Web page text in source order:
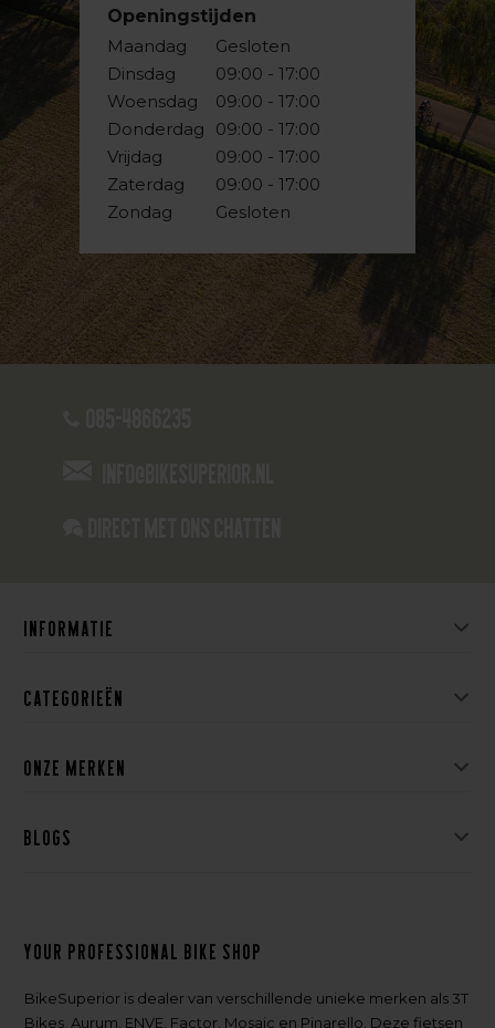
Openingstijden
Maandag
Dinsdag
Woensdag
Donderdag
Vrijdag
Zaterdag
Zondag
Gesloten
09:00 - 17:00
09:00 - 17:00
09:00 - 17:00
09:00 - 17:00
09:00 - 17:00
Gesloten
Informatie
Categorieën
Onze merken
Blogs
Your professional bike shop
BikeSuperior is dealer van verschillende unieke merken als 3T
Bikes, Aurum, ENVE, Factor, Mosaic en Pinarello. Deze fietsen